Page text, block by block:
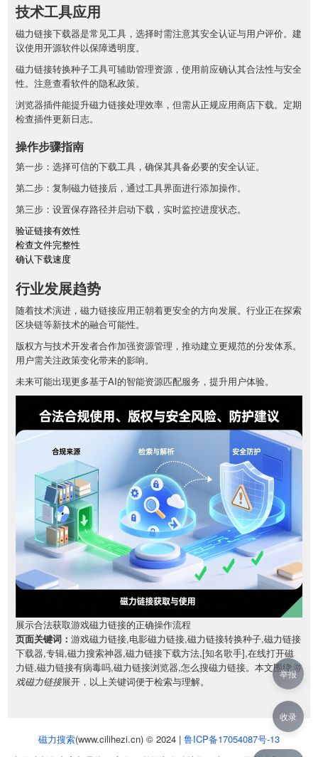
技术工具应用
磁力链接下载器是常见工具，选择时需注意其安全认证与用户评价。建
议使用开源软件以保障透明度。
磁力链接转换种子工具可辅助管理资源，使用前应确认其合法性与安全
性。注意查看软件的隐私政策。
浏览器插件能提升磁力链接处理效率，但需从正规应用商店下载。定期
检查插件更新日志。
操作步骤指南
第一步：选择可信的下载工具，确保其具备必要的安全认证。
第二步：复制磁力链接后，通过工具界面进行添加操作。
第三步：设置保存路径并启动下载，实时监控进度状态。
验证链接有效性
检查文件完整性
确认下载速度
行业发展趋势
随着技术演进，磁力链接应用正朝着更安全的方向发展。行业正在探索
区块链等新技术的融合可能性。
版权方与技术开发者合作加强资源管理，推动建立更规范的分发体系。
用户需关注政策变化带来的影响。
未来可能出现更多基于AI的智能资源匹配服务，提升用户体验。
展示合法获取游戏磁力链接的正确操作流程
页面关键词： 游戏磁力链接,电影磁力链接,磁力链接转换种子,磁力链接
下载器,专辑,磁力搜索神器,磁力链接下载方法,[知名歌手],在线打开磁
力链,磁力链接有病毒吗,磁力链接浏览器,怎么搜磁力链接。本文围绕游
戏磁力链接展开，以上关键词便于检索与理解。
磁力搜索(www.cilihezi.cn) © 2024 | 鲁ICP备17054087号-13
举报
收录